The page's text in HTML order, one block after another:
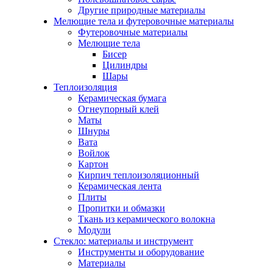
Другие природные материалы
Мелющие тела и футеровочные материалы
Футеровочные материалы
Мелющие тела
Бисер
Цилиндры
Шары
Теплоизоляция
Керамическая бумага
Огнеупорный клей
Маты
Шнуры
Вата
Войлок
Картон
Кирпич теплоизоляционный
Керамическая лента
Плиты
Пропитки и обмазки
Ткань из керамического волокна
Модули
Стекло: материалы и инструмент
Инструменты и оборудование
Материалы